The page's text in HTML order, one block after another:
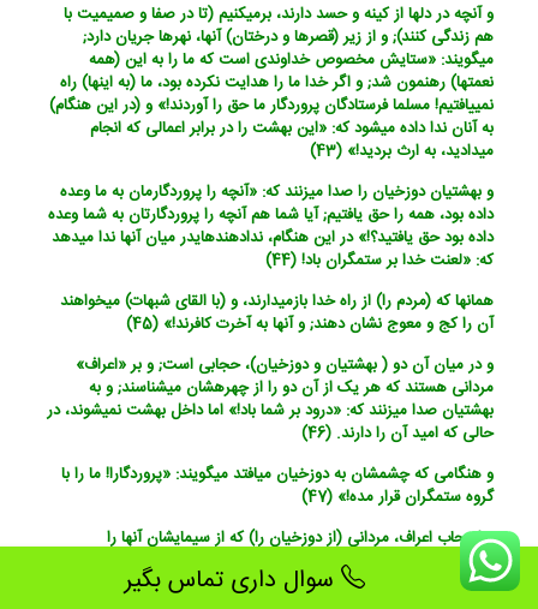
و آنچه در دلها از کینه و حسد دارند، برمی‏کنیم (تا در صفا و صمیمیت با
هم زندگی کنند); و از زیر (قصرها و درختان) آنها، نهرها جریان دارد;
می‏گویند: «ستایش مخصوص خداوندی است که ما را به این (همه
نعمتها) رهنمون شد; و اگر خدا ما را هدایت نکرده بود، ما (به اینها) راه
نمی‏یافتیم! مسلما فرستادگان پروردگار ما حق را آوردند!» و (در این هنگام)
به آنان ندا داده می‏شود که: «این بهشت را در برابر اعمالی که انجام
می‏دادید، به ارث بردید!» (43)
و بهشتیان دوزخیان را صدا می‏زنند که: «آنچه را پروردگارمان به ما وعده
داده بود، همه را حق یافتیم; آیا شما هم آنچه را پروردگارتان به شما وعده
داده بود حق یافتید؟!» در این هنگام، ندادهنده‏ای‏در میان آنها ندا می‏دهد
که: «لعنت خدا بر ستمگران باد! (44)
همانها که (مردم را) از راه خدا بازمی‏دارند، و (با القای شبهات) می‏خواهند
آن را کج و معوج نشان دهند; و آنها به آخرت کافرند!» (45)
و در میان آن دو ( بهشتیان و دوزخیان)، حجابی است; و بر «اعراف‏»
مردانی هستند که هر یک از آن دو را از چهره‏شان می‏شناسند; و به
بهشتیان صدا می‏زنند که: «درود بر شما باد!» اما داخل بهشت نمی‏شوند، در
حالی که امید آن را دارند. (46)
و هنگامی که چشمشان به دوزخیان می‏افتد می‏گویند: «پروردگارا! ما را با
گروه ستمگران قرار مده!» (47)
و اصحاب اعراف، مردانی (از دوزخیان را) که از سیمایشان آنها را
می‏شناسند، صدا می‏زنند و می‏گویند: «(دیدید که) گردآوری شما (از مال و
ثروت و آن و فرزند) و تکبرهای شما، به حالتان سودی نداد!» (48)
سوال داری تماس بگیر